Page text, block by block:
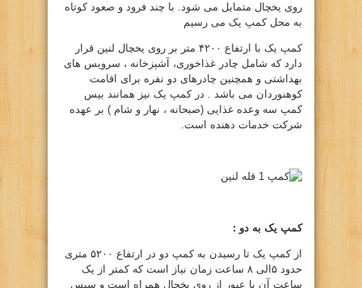
روی یخچال متمایل می شود. با چند فرود و صعود کوتاه
به محل کمپ یک می رسیم
کمپ یک با ارتفاع ۴۲۰۰ متر بر روی یخچال لنین قرار
دارد که شامل چادر غذاخوری، آشپزخانه ، سرویس های
بهداشتی و همچنین چادرهای دو نفره برای اقامت
کوهنوردان می باشد . در کمپ یک نیز همانند بیس
کمپ سه وعده غذایی (صبحانه ، نهار و شام ) بر عهده
شرکت خدمات دهنده است.
کمپ یک به دو :
از کمپ یک تا رسیدن به کمپ دو در ارتفاع ۵۲۰۰ متری
حدود ۵الی ۸ ساعت زمان نیاز است که کمتر از یک
ساعت آن با عبور از روی یخچال همراه است و سپس